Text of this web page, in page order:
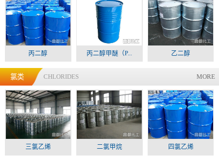
丙二醇 丙二醇甲醚（P... 乙二醇
氯类 CHLORIDES MORE
三氯乙烯 二氯甲烷 四氯乙烯